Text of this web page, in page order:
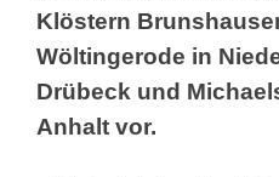
Klöstern
Wöltingerode in
Drübeck und
Anhalt vor.